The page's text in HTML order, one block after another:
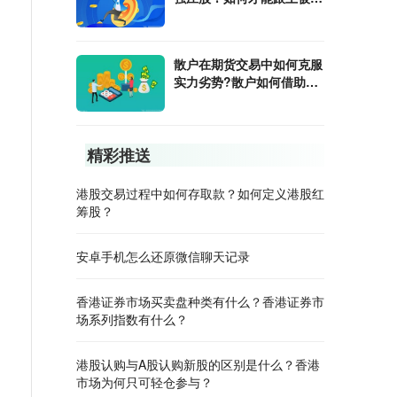
散户在期货交易中如何克服
实力劣势?散户如何借助期
精彩推送
港股交易过程中如何存取款？如何定义港股红
筹股？
安卓手机怎么还原微信聊天记录
香港证券市场买卖盘种类有什么？香港证券市
场系列指数有什么？
港股认购与A股认购新股的区别是什么？香港
市场为何只可轻仓参与？